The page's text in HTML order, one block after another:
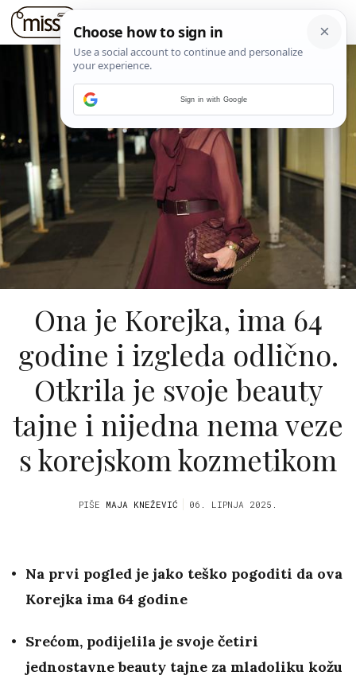
Ona je Korejka, ima 64
godine i izgleda odlično.
Otkrila je svoje beauty
tajne i nijedna nema veze
s korejskom kozmetikom
PIŠE MAJA KNEŽEVIĆ 06. LIPNJA 2025.
Na prvi pogled je jako teško pogoditi da ova
Korejka ima 64 godine
Srećom, podijelila je svoje četiri
jednostavne beauty tajne za mladoliku kožu
Sign in with Google